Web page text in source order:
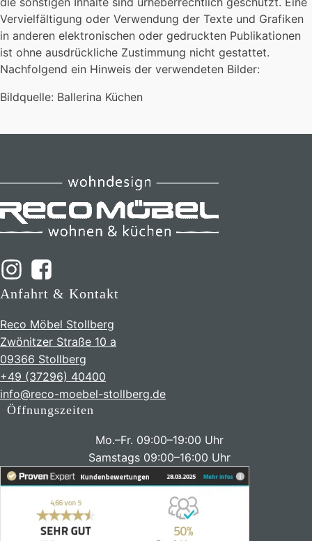
Vervielfältigung oder Verwendung der Texte und Grafiken
in anderen elektronischen oder gedruckten Publikationen
ist ohne ausdrückliche Zustimmung nicht gestattet.
Nachfolgend ein Hinweis der verwendeten Bilder:
Bildquelle: Ballerina Küchen
Anfahrt & Kontakt
Reco Möbel Stollberg
Zwönitzer Straße 10 a
09366 Stollberg
+49 (37296) 40400
info@reco-moebel-stollberg.de
Öffnungszeiten
Mo.–Fr. 09:00–19:00 Uhr
Samstags 09:00–16:00 Uhr